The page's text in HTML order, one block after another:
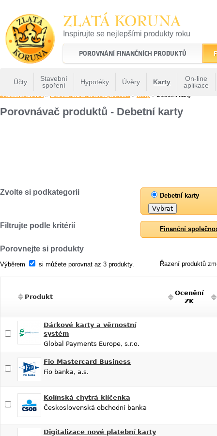
ZLATÁ KORUNA
Inspirujte se nejlepšími produkty roku
22 let tradice a kvality na finančním trhu
POROVNÁNÍ FINANČNÍCH PRODUKTŮ
Účty
Stavební
spoření
Hypotéky Úvěry Karty
On-line
aplikace
ZLATÁ KORUNA» Porovnání finančních produktů » Karty » Debetní karty
Porovnávač produktů - Debetní karty
Zvolte si podkategorii Debetní karty
Filtrujte podle kritérií Finanční
Porovnejte si produkty
Řazení produktů
Výběrem si můžete porovnat az 3 produkty.
Produkt
Ocenění
ZK
Dárkové karty a věrnostní
systém
Global Payments Europe, s.r.o.
Fio Mastercard Business
Fio banka, a.s.
Kolínská chytrá klíčenka
Československá obchodní banka
Digitalizace nové platební karty